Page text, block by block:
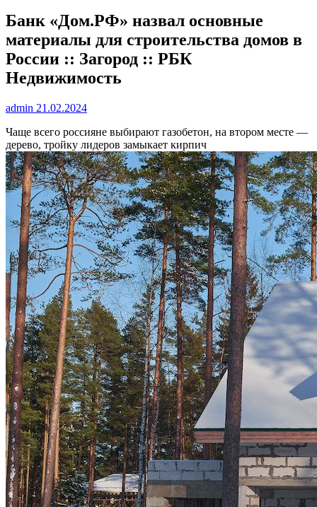
Банк «Дом.РФ» назвал основные
материалы для строительства домов в
России :: Загород :: РБК
Недвижимость
admin 21.02.2024
Чаще всего россияне выбирают газобетон, на втором месте —
дерево, тройку лидеров замыкает кирпич